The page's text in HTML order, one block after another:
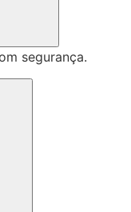
segurança.